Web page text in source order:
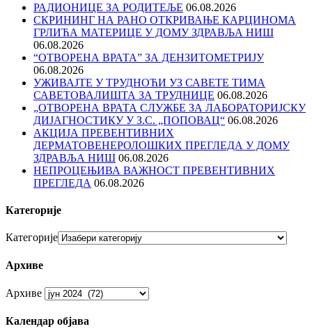
РАДИОНИЦЕ ЗА РОДИТЕЉЕ 06.08.2026
СКРИНИНГ НА РАНО ОТКРИВАЊЕ КАРЦИНОМА
ГРЛИЋА МАТЕРИЦЕ У ДОМУ ЗДРАВЉА НИШ
06.08.2026
“ОТВОРЕНА ВРАТА” ЗА ДЕНЗИТОМЕТРИЈУ
06.08.2026
УЖИВАЈТЕ У ТРУДНОЋИ УЗ САВЕТЕ ТИМА
САВЕТОВАЛИШТА ЗА ТРУДНИЦЕ 06.08.2026
„ОТВОРЕНА ВРАТА СЛУЖБЕ ЗА ЛАБОРАТОРИЈСКУ
ДИЈАГНОСТИКУ У З.С. „ПОПОВАЦ“ 06.08.2026
АКЦИЈА ПРЕВЕНТИВНИХ
ДЕРМАТОВЕНЕРОЛОШКИХ ПРЕГЛЕДА У ДОМУ
ЗДРАВЉА НИШ 06.08.2026
НЕПРОЦЕЊИВА ВАЖНОСТ ПРЕВЕНТИВНИХ
ПРЕГЛЕДА 06.08.2026
Категорије
Категорије
Архиве
Архиве
Календар објава